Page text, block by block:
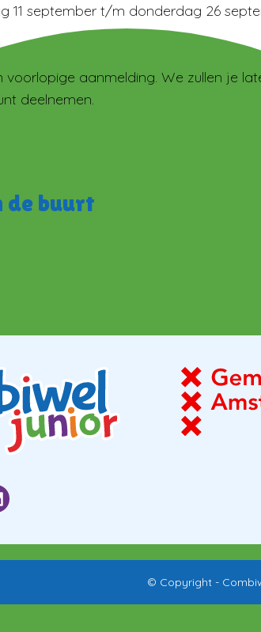
11 september t/m donderdag 26
voorlopige aanmelding. We zullen je
deelnemen.
de buurt
© Copyright -